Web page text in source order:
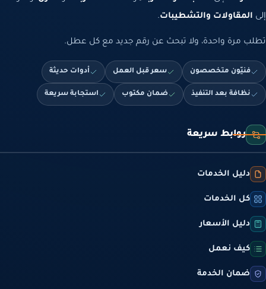
إلى المقاولات والتشطيبات.
تطلب مرة واحدة، ولا تبحث عن رقم جديد مع كل عطل.
فنيّون متخصصون سعر قبل العمل أدوات حديثة
نظافة بعد التنفيذ ضمان مكتوب استجابة سريعة
روابط سريعة
دليل الخدمات
كل الخدمات
دليل الأسعار
كيف نعمل
ضمان الخدمة